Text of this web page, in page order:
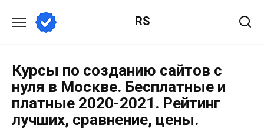
RS
Курсы по созданию сайтов с
нуля в Москве. Бесплатные и
платные 2020-2021. Рейтинг
лучших, сравнение, цены.